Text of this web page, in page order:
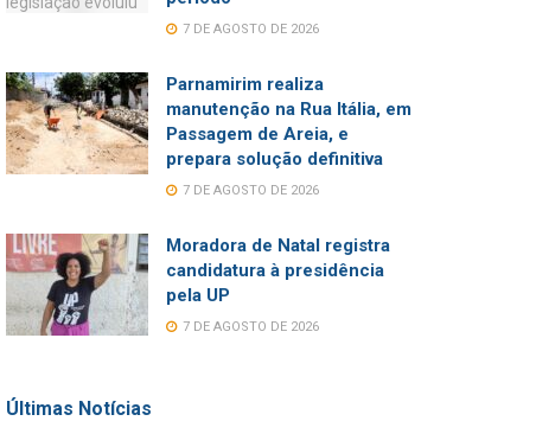
7 DE AGOSTO DE 2026
Parnamirim realiza
manutenção na Rua Itália, em
Passagem de Areia, e
prepara solução definitiva
7 DE AGOSTO DE 2026
Moradora de Natal registra
candidatura à presidência
pela UP
7 DE AGOSTO DE 2026
Últimas Notícias